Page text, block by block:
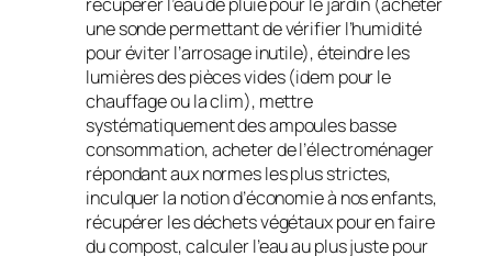
une sonde permettant de vérifier l’humidité
pour éviter l’arrosage inutile), éteindre les
lumières des pièces vides (idem pour le
chauffage ou la clim), mettre
systématiquement des ampoules basse
consommation, acheter de l’électroménager
répondant aux normes les plus strictes,
inculquer la notion d’économie à nos enfants,
récupérer les déchets végétaux pour en faire
du compost, calculer l’eau au plus juste pour